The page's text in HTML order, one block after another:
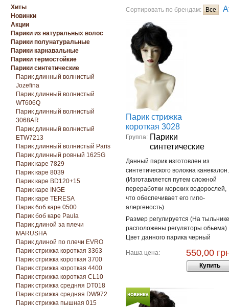
Хиты
Новинки
Акции
Парики из натуральных волос
Парики полунатуральные
Парики карнавальные
Парики термостойкие
Парики синтетические
Парик длинный волнистый
Jozefina
Парик длинный волнистый
WT606Q
Парик длинный волнистый
3068AR
Парик длинный волнистый
ETW7213
Парик длинный волнистый Paris
Парик длинный ровный 1625G
Парик каре 7829
Парик каре 8039
Парик каре BD120+15
Парик каре INGE
Парик каре TERESA
Парик боб каре 0500
Парик боб каре Paula
Парик длиной за плечи
MARUSHA
Парик длиной по плечи EVRO
Парик стрижка короткая 3363
Парик стрижка короткая 3700
Парик стрижка короткая 4400
Парик стрижка короткая CL10
Парик стрижка средняя DT018
Парик стрижка средняя DW972
Парик стрижка пышная 015
Сортировать по брендам: Все
Парик стрижка
короткая 3028
Группа: Парики
синтетические
Данный парик изготовлен из
синтетического волокна канекалон.
(Изготавляется путем сложной
переработки морских водорослей,
что обеспечивает его гипо-
алергеность)
Размер регулируется (На тыльнике
расположены регуляторы обьема)
Цвет данного парика черный
Наша цена: 550,00
Купить